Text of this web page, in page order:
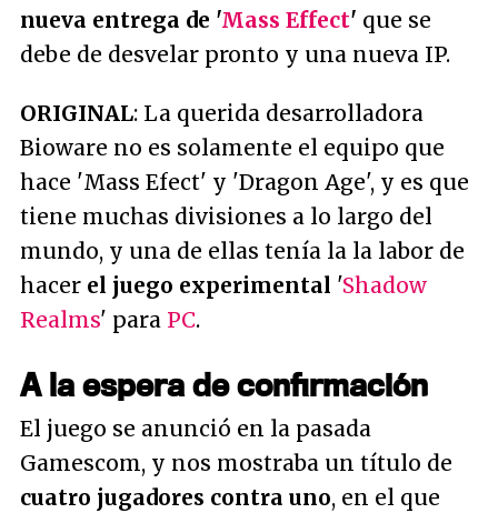
nueva entrega de 'Mass Effect' que se
debe de desvelar pronto y una nueva IP.
ORIGINAL: La querida desarrolladora
Bioware no es solamente el equipo que
hace 'Mass Efect' y 'Dragon Age', y es que
tiene muchas divisiones a lo largo del
mundo, y una de ellas tenía la la labor de
hacer el juego experimental 'Shadow
Realms' para PC.
A la espera de confirmación
El juego se anunció en la pasada
Gamescom, y nos mostraba un título de
cuatro jugadores contra uno, en el que